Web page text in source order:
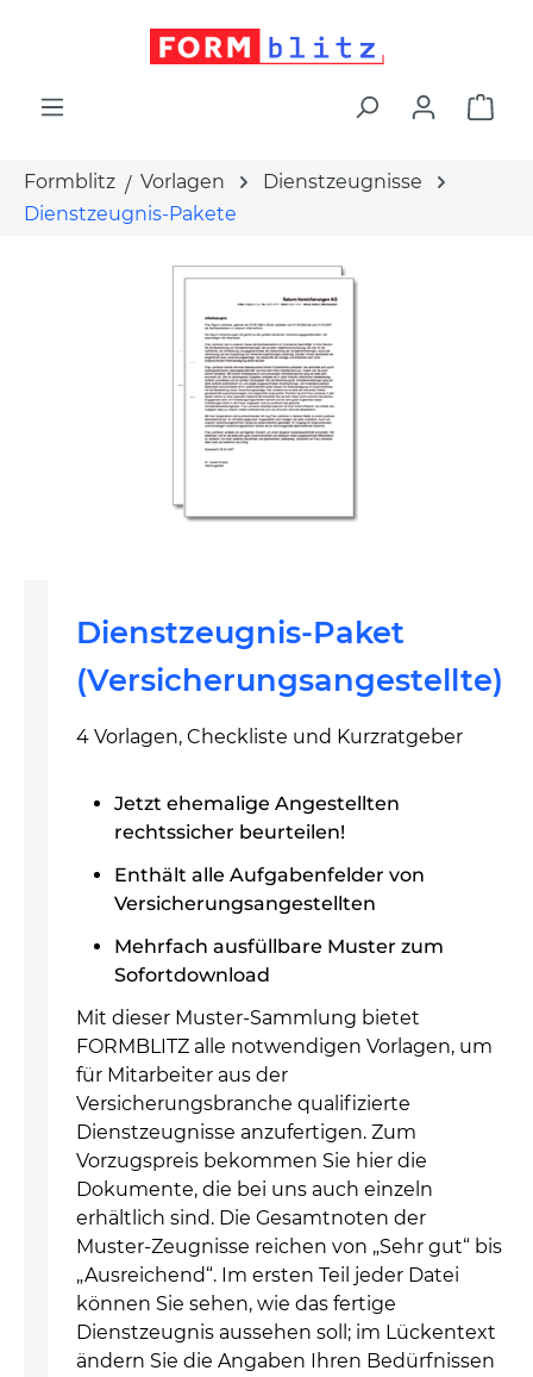
Formblitz Vorlagen
Dienstzeugnisse
Dienstzeugnis-Pakete
Dienstzeugnis-Paket
(Versicherungsangestellte)
4 Vorlagen, Checkliste und Kurzratgeber
Jetzt ehemalige Angestellten
rechtssicher beurteilen!
Enthält alle Aufgabenfelder von
Versicherungsangestellten
Mehrfach ausfüllbare Muster zum
Sofortdownload
Mit dieser Muster-Sammlung bietet
FORMBLITZ alle notwendigen Vorlagen, um
für Mitarbeiter aus der
Versicherungsbranche qualifizierte
Dienstzeugnisse anzufertigen. Zum
Vorzugspreis bekommen Sie hier die
Dokumente, die bei uns auch einzeln
erhältlich sind. Die Gesamtnoten der
Muster-Zeugnisse reichen von „Sehr gut“ bis
„Ausreichend“. Im ersten Teil jeder Datei
können Sie sehen, wie das fertige
Dienstzeugnis aussehen soll; im Lückentext
ändern Sie die Angaben Ihren Bedürfnissen